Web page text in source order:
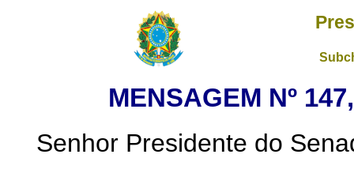
MENSAGEM Nº
Senhor Presidente do